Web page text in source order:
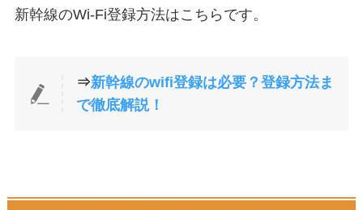
新幹線のWi-Fi登録方法はこちらです。
⇒新幹線のwifi登録は必要？登録方法ま
で徹底解説！